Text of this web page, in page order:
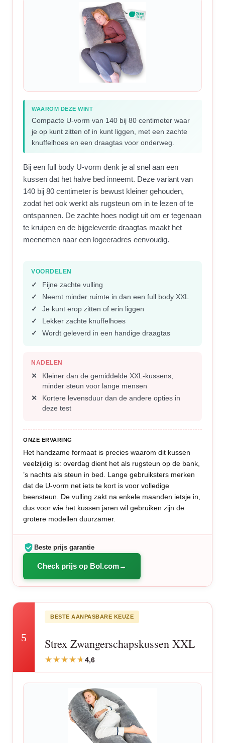
WAAROM DEZE WINT
Compacte U-vorm van 140 bij 80 centimeter waar
je op kunt zitten of in kunt liggen, met een zachte
knuffelhoes en een draagtas voor onderweg.
Bij een full body U-vorm denk je al snel aan een
kussen dat het halve bed inneemt. Deze variant van
140 bij 80 centimeter is bewust kleiner gehouden,
zodat het ook werkt als rugsteun om in te lezen of te
ontspannen. De zachte hoes nodigt uit om er tegenaan
te kruipen en de bijgeleverde draagtas maakt het
meenemen naar een logeeradres eenvoudig.
VOORDELEN
Fijne zachte vulling
Neemt minder ruimte in dan een full body XXL
Je kunt erop zitten of erin liggen
Lekker zachte knuffelhoes
Wordt geleverd in een handige draagtas
NADELEN
Kleiner dan de gemiddelde XXL-kussens,
minder steun voor lange mensen
Kortere levensduur dan de andere opties in
deze test
ONZE ERVARING
Het handzame formaat is precies waarom dit kussen
veelzijdig is: overdag dient het als rugsteun op de bank,
’s nachts als steun in bed. Lange gebruiksters merken
dat de U-vorm net iets te kort is voor volledige
beensteun. De vulling zakt na enkele maanden ietsje in,
dus voor wie het kussen jaren wil gebruiken zijn de
grotere modellen duurzamer.
Beste prijs garantie
Check prijs op Bol.com
5
BESTE AANPASBARE KEUZE
Strex Zwangerschapskussen XXL
4,6